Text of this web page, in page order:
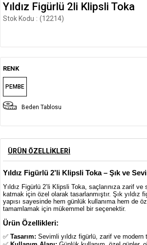
Yıldız Figürlü 2li Klipsli Toka
Stok Kodu (12214)
RENK
PEMBE
Beden Tablosu
ÜRÜN ÖZELLIKLERI
Yıldız Figürlü 2’li Klipsli Toka – Şık ve
Yıldız Figürlü 2’li Klipsli Toka, saçlarınıza zarif
katmak için özel olarak tasarlanmıştır. Şık yıldız
yapısı sayesinde hem günlük kullanıma hem de
tamamlamak için mükemmel bir seçenektir.
Ürün Özellikleri:
✅ Tasarım: Sevimli yıldız figürlü, zarif ve modern